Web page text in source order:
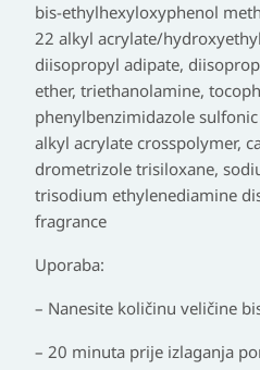
bis-ethylhexyloxyphenol
22 alkyl acrylate/
diisopropyl adipate,
ether, triethanolamine,
phenylbenzimidazole
alkyl acrylate crosspolymer,
drometrizole trisiloxane,
trisodium ethylenediamine
fragrance
Uporaba:
– Nanesite količinu veličine
– 20 minuta prije izlaganja